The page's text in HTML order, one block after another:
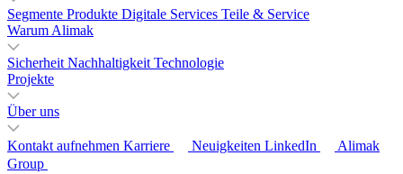
Segmente Produkte Digitale Services Teile & Service
Warum Alimak
Sicherheit Nachhaltigkeit Technologie
Projekte
Über uns
Kontakt aufnehmen Karriere Neuigkeiten LinkedIn
Alimak
Group